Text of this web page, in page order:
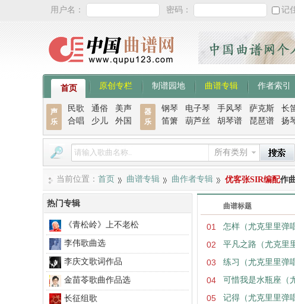
用户名： 密码： 记
首页 原创专栏 制谱园地 曲谱专辑 作者索引
声
乐
民歌 通俗
美声
合唱
少儿 外国
器
乐
钢琴 电子琴 手风琴 萨克斯 长
笛箫
葫芦丝 胡琴谱 琵琶谱 扬
所有类别
当前位置： 首页 曲谱专辑 曲作者专辑 优客张SIR编配作
曲谱标题
01 怎样（尤克里里弹
02 平凡之路（尤克里
03 练习（尤克里里弹
04 可惜我是水瓶座（
05 记得（尤克里里弹
热门专辑
《青松岭》上不老松
李伟歌曲选
李庆文歌词作品
金苗苓歌曲作品选
长征组歌